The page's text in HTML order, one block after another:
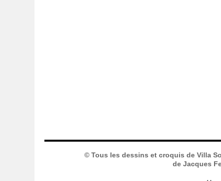
© Tous les dessins et croquis de Villa
de Jacques